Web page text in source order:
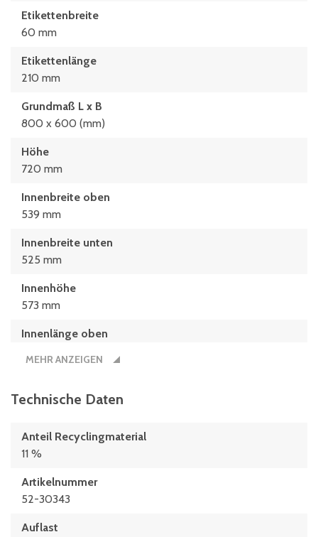
Etikettenbreite
60 mm
Etikettenlänge
210 mm
Grundmaß L x B
800 x 600 (mm)
Höhe
720 mm
Innenbreite oben
539 mm
Innenbreite unten
525 mm
Innenhöhe
573 mm
Innenlänge oben
725 mm
800 mm
2880 mm
MEHR ANZEIGEN
Technische Daten
Anteil Recyclingmaterial
11 %
Artikelnummer
52-30343
Auflast